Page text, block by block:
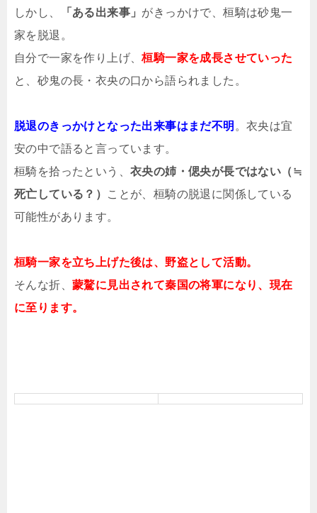
しかし、
「ある出来事」 がきっかけで、桓騎は砂鬼一
家を脱退。
自分で一家を作り上げ、桓騎一家を成長させていった
と、砂鬼の長・衣央の口から語られました。
脱退のきっかけとなった出来事はまだ不明 。衣央は宜
安の中で語ると言っています。
桓騎を拾ったという、 衣央の姉・偲央が長ではない（≒
死亡している？）
ことが、桓騎の脱退に関係している
可能性があります。
桓騎一家を立ち上げた後は、野盗として活動。
そんな折、 蒙驁に見出されて秦国の将軍になり、現在
に至ります。